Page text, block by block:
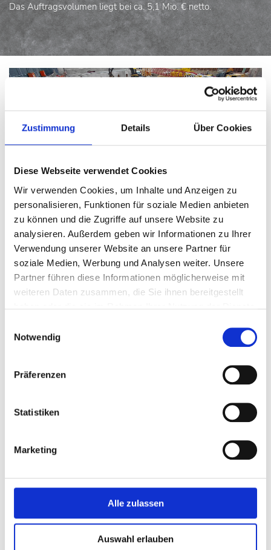
Zustimmung Details Über Cookies
Diese Webseite verwendet Cookies
Wir verwenden Cookies, um Inhalte und Anzeigen zu
personalisieren, Funktionen für soziale Medien anbieten
zu können und die Zugriffe auf unsere Website zu
analysieren. Außerdem geben wir Informationen zu Ihrer
Verwendung unserer Website an unsere Partner für
soziale Medien, Werbung und Analysen weiter. Unsere
Partner führen diese Informationen möglicherweise mit
weiteren Daten zusammen, die Sie ihnen bereitgestellt
Notwendig
Präferenzen
Statistiken
Marketing
Alle zulassen
Auswahl erlauben
Das Auftragsvolumen liegt bei ca. 5,1 Mio. € netto.